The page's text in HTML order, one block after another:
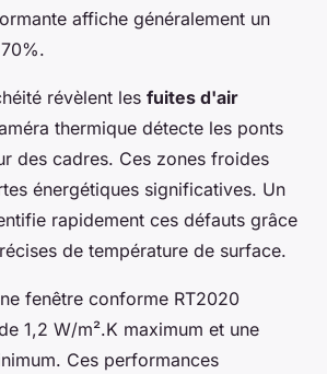
affiche généralement un
révèlent les fuites d'air
thermique détecte les ponts
des cadres. Ces zones froides
énergétiques significatives. Un
rapidement ces défauts grâce
de température de surface.
fenêtre conforme RT2020
1,2 W/m².K maximum et une
Ces performances